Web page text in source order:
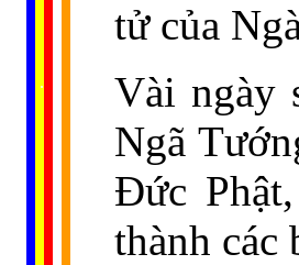
.
tử của
Vài ngày
Ngã
Đức
thành các